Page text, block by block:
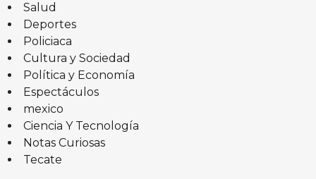
Salud
Deportes
Policiaca
Cultura y Sociedad
Política y Economía
Espectáculos
mexico
Ciencia Y Tecnología
Notas Curiosas
Tecate